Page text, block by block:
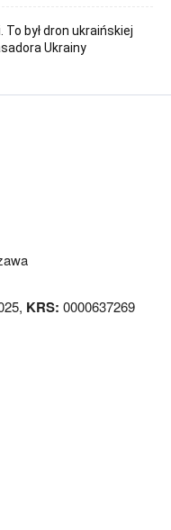
To był dron ukraińskiej
Ukrainy
KRS: 0000637269